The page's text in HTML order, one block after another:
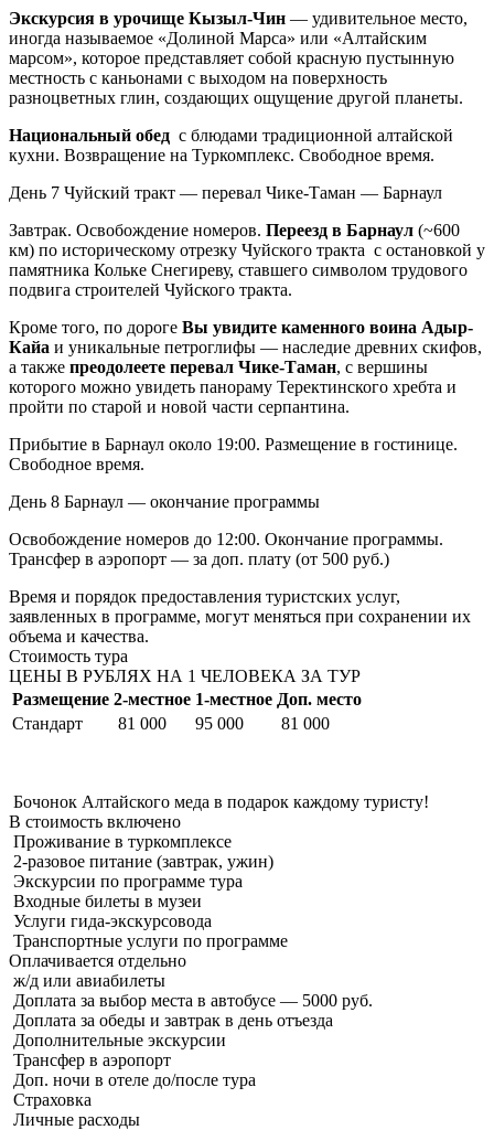
Экскурсия в урочище Кызыл-Чин — удивительное место,
иногда называемое «Долиной Марса» или «Алтайским
марсом», которое представляет собой красную пустынную
местность с каньонами с выходом на поверхность
разноцветных глин, создающих ощущение другой планеты.
Национальный обед с блюдами традиционной алтайской
кухни. Возвращение на Туркомплекс. Свободное время.
День 7 Чуйский тракт — перевал Чике-Таман — Барнаул
Завтрак. Освобождение номеров. Переезд в Барнаул (~600
км) по историческому отрезку Чуйского тракта с остановкой у
памятника Кольке Снегиреву, ставшего символом трудового
подвига строителей Чуйского тракта.
Кроме того, по дороге Вы увидите каменного воина Адыр-
Кайа и уникальные петроглифы — наследие древних скифов,
а также преодолеете перевал Чике-Таман, с вершины
которого можно увидеть панораму Теректинского хребта и
пройти по старой и новой части серпантина.
Прибытие в Барнаул около 19:00. Размещение в гостинице.
Свободное время.
День 8 Барнаул — окончание программы
Освобождение номеров до 12:00. Окончание программы.
Трансфер в аэропорт — за доп. плату (от 500 руб.)
Время и порядок предоставления туристских услуг,
заявленных в программе, могут меняться при сохранении их
объема и качества.
Стоимость тура
ЦЕНЫ В РУБЛЯХ НА 1 ЧЕЛОВЕКА ЗА ТУР
Размещение 2-местное 1-местное Доп. место
Стандарт
81 000 95 000 81 000
Бочонок Алтайского меда в подарок каждому туристу!
В стоимость включено
Проживание в туркомплексе
2-разовое питание (завтрак, ужин)
Экскурсии по программе тура
Входные билеты в музеи
Услуги гида-экскурсовода
Транспортные услуги по программе
Оплачивается отдельно
ж/д или авиабилеты
Доплата за выбор места в автобусе — 5000 руб.
Доплата за обеды и завтрак в день отъезда
Дополнительные экскурсии
Трансфер в аэропорт
Доп. ночи в отеле до/после тура
Страховка
Личные расходы